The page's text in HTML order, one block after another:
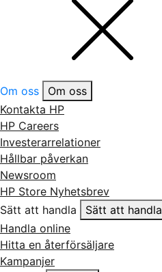
Om oss
Om oss
Kontakta HP
HP Careers
Investerarrelationer
Hållbar påverkan
Newsroom
HP Store Nyhetsbrev
Sätt att handla
Sätt att handla
Handla online
Hitta en återförsäljare
Kampanjer